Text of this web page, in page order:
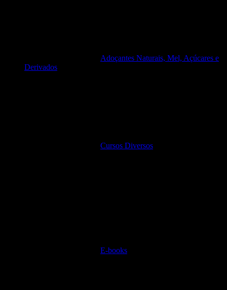
Adoçantes Naturais, Mel, Açúcares e
Derivados
Cursos Diversos
E-books